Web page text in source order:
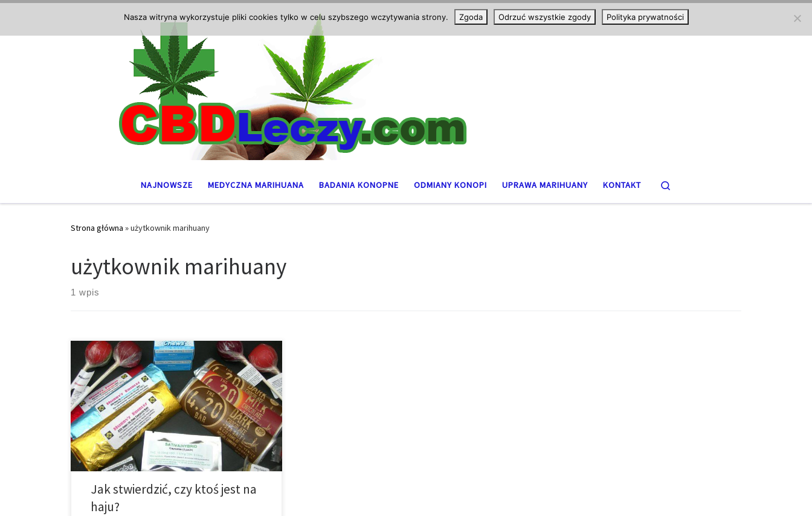
NAJNOWSZE MEDYCZNA MARIHUANA BADANIA KONOPNE ODMIANY KONOPI UPRAWA MARIHUANY KONTAKT
Strona główna »użytkownik marihuany
użytkownik marihuany
1 wpis
• Dyskutuje na temat teorii spiskowych oraz kosmitów.
Paranoja i marihuana idą w parze razem tak samo jak
moda oraz anoreksja. Nie wiem dlaczego, ale bycie
na haju po prostu zmusza do myślenia o „większym
obrazie”. Dla palaczy często wiąże się to z teoriami
spiskowymi, kłamstwami ze strony rządu, który […]
Jak stwierdzić, czy ktoś jest na
haju?
Nasza witryna wykorzystuje pliki cookies tylko w celu szybszego wczytywania strony. Zgoda Odrzuć wszystkie zgody Polityka prywatności